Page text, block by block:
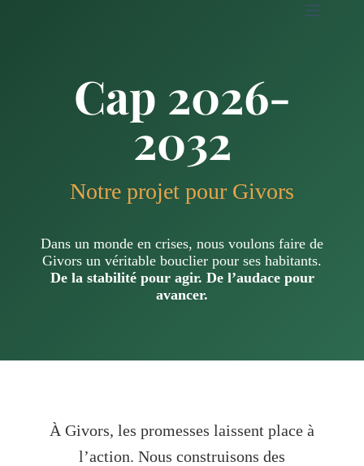
Cap 2026-
2032
Notre projet pour Givors
Dans un monde en crises, nous voulons faire de
Givors un véritable bouclier pour ses habitants.
De la stabilité pour agir. De l’audace pour
avancer.
À Givors, les promesses laissent place à
l’action. Nous construisons des